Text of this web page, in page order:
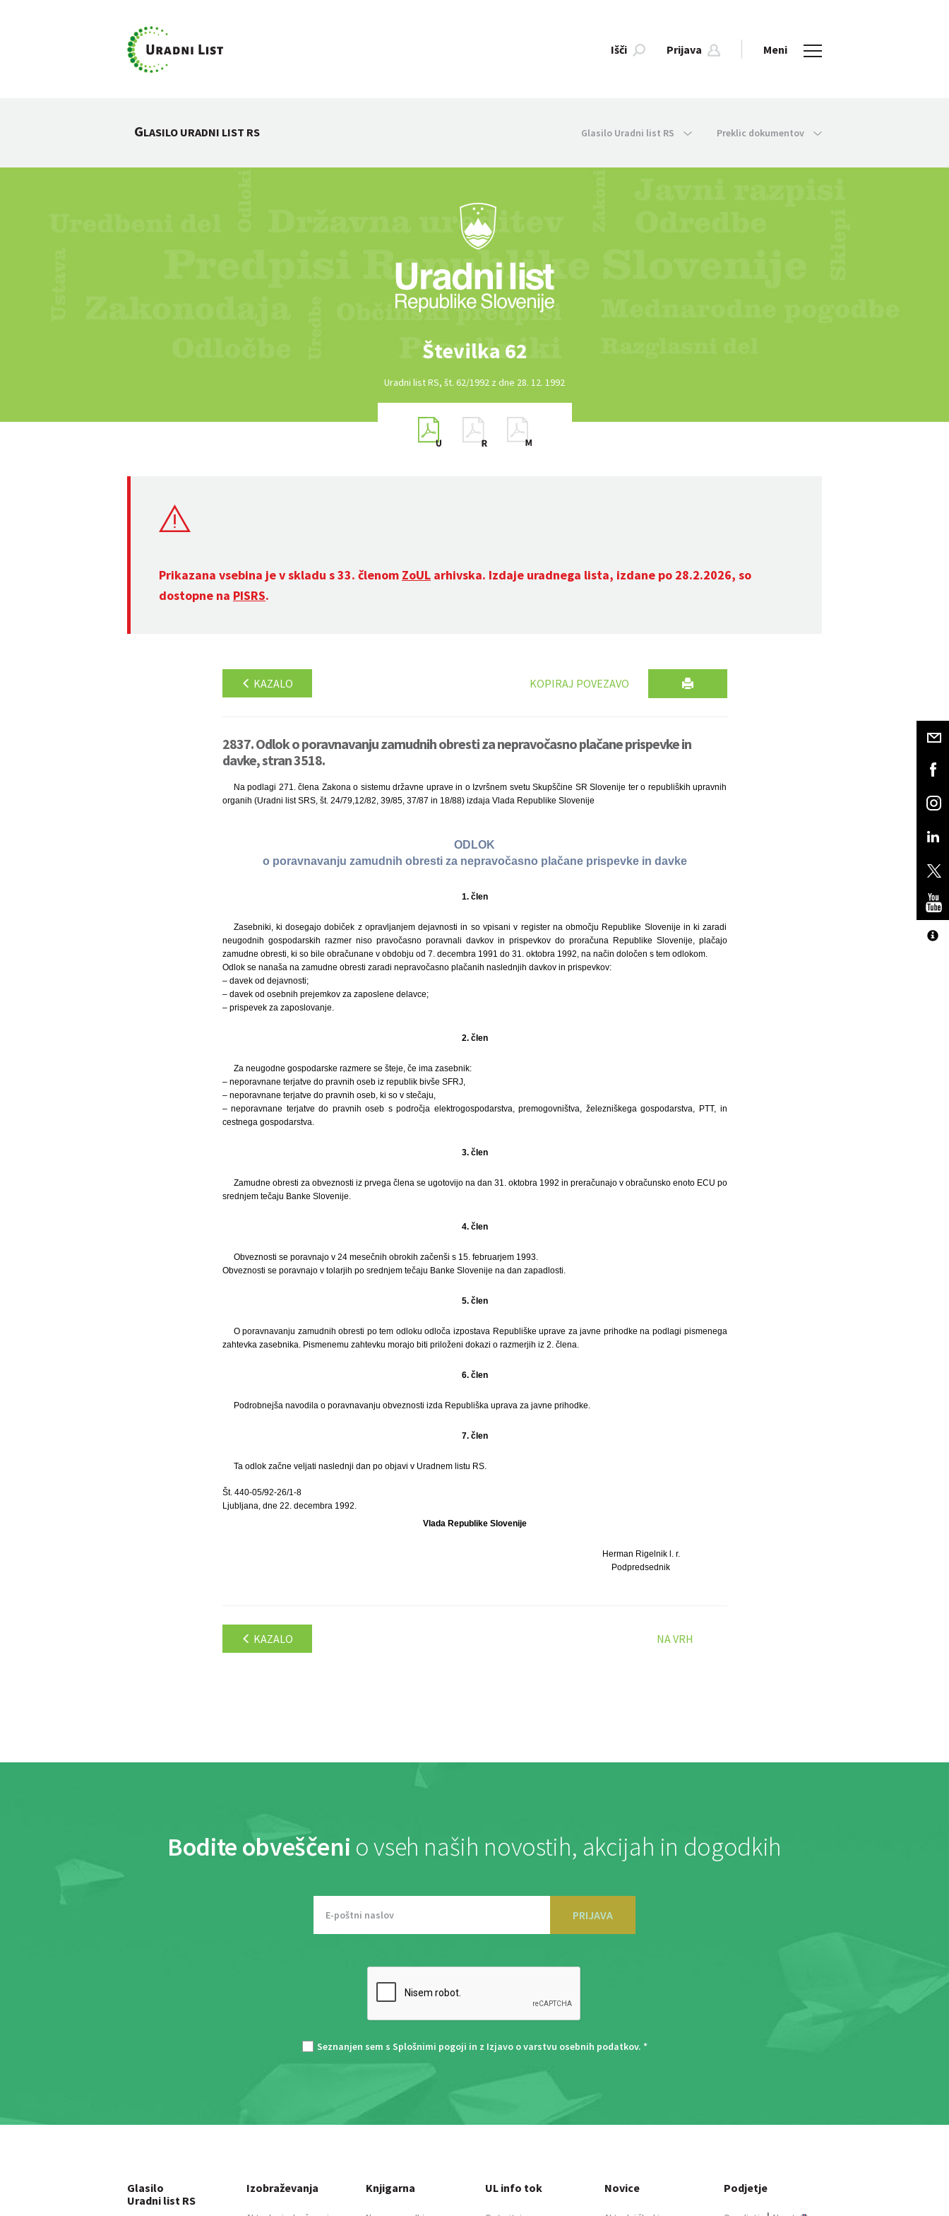
Išči Prijava Meni
GLASILO URADNI LIST RS Glasilo Uradni list RS Preklic dokumentov
Številka 62
Uradni list RS, št. 62/1992 z dne 28. 12. 1992
Prikazana vsebina je v skladu s 33. členom ZoUL arhivska. Izdaje uradnega lista, izdane po 28.2.2026, so
dostopne na PISRS.
KAZALO KOPIRAJ POVEZAVO
2837. Odlok o poravnavanju zamudnih obresti za nepravočasno plačane prispevke in
davke, stran 3518.
Na podlagi 271. člena Zakona o sistemu državne uprave in o Izvršnem svetu Skupščine SR Slovenije ter o republiških upravnih
organih (Uradni list SRS, št. 24/79,12/82, 39/85, 37/87 in 18/88) izdaja Vlada Republike Slovenije
ODLOK
o poravnavanju zamudnih obresti za nepravočasno plačane prispevke in davke
1. člen
Zasebniki, ki dosegajo dobiček z opravljanjem dejavnosti in so vpisani v register na območju Republike Slovenije in ki zaradi
neugodnih gospodarskih razmer niso pravočasno poravnali davkov in prispevkov do proračuna Republike Slovenije, plačajo
zamudne obresti, ki so bile obračunane v obdobju od 7. decembra 1991 do 31. oktobra 1992, na način določen s tem odlokom.
Odlok se nanaša na zamudne obresti zaradi nepravočasno plačanih naslednjih davkov in prispevkov:
– davek od dejavnosti;
– davek od osebnih prejemkov za zaposlene delavce;
– prispevek za zaposlovanje.
2. člen
Za neugodne gospodarske razmere se šteje, če ima zasebnik:
– neporavnane terjatve do pravnih oseb iz republik bivše SFRJ,
– neporavnane terjatve do pravnih oseb, ki so v stečaju,
– neporavnane terjatve do pravnih oseb s področja elektrogospodarstva, premogovništva, železniškega gospodarstva, PTT, in
cestnega gospodarstva.
3. člen
Zamudne obresti za obveznosti iz prvega člena se ugotovijo na dan 31. oktobra 1992 in preračunajo v obračunsko enoto ECU po
srednjem tečaju Banke Slovenije.
4. člen
Obveznosti se poravnajo v 24 mesečnih obrokih začenši s 15. februarjem 1993.
Obveznosti se poravnajo v tolarjih po srednjem tečaju Banke Slovenije na dan zapadlosti.
5. člen
O poravnavanju zamudnih obresti po tem odloku odloča izpostava Republiške uprave za javne prihodke na podlagi pismenega
zahtevka zasebnika. Pismenemu zahtevku morajo biti priloženi dokazi o razmerjih iz 2. člena.
6. člen
Podrobnejša navodila o poravnavanju obveznosti izda Republiška uprava za javne prihodke.
7. člen
Ta odlok začne veljati naslednji dan po objavi v Uradnem listu RS.
Št. 440-05/92-26/1-8
Ljubljana, dne 22. decembra 1992.
Vlada Republike Slovenije
Herman Rigelnik l. r.
Podpredsednik
KAZALO NA VRH
Bodite obveščeni o vseh naših novostih, akcijah in dogodkih
PRIJAVA
Seznanjen sem s Splošnimi pogoji in z Izjavo o varstvu osebnih podatkov. *
Glasilo
Uradni list RS
Izobraževanja Knjigarna UL info tok Novice Podjetje